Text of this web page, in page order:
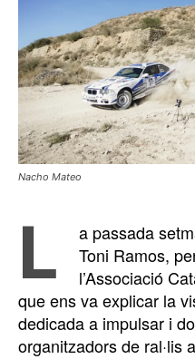
Nacho Mateo
L
a passada
Toni Ramos,
l’Associació
que ens va explicar la
dedicada a impulsar i
organitzadors de ral·lis